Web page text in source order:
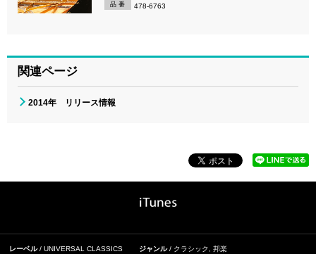
品 番 478-6763
関連ページ
2014年 リリース情報
レーベル UNIVERSAL CLASSICS ジャンル クラシック 邦楽